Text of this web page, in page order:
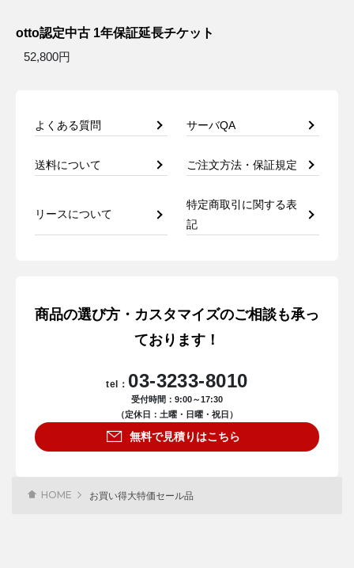
otto認定中古 1年保証延長チケット
52,800円
よくある質問 サーバQA
送料について ご注文方法・保証規定
リースについて
特定商取引に関する表
記
商品の選び方・カスタマイズのご相談も承っ
ております！
tel： 03-3233-8010
受付時間：9:00～17:30
（定休日：土曜・日曜・祝日）
無料で見積りはこちら
HOME お買い得大特価セール品